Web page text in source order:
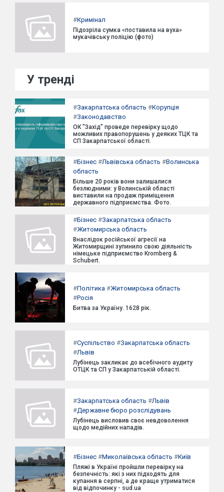
#Кримінал
Підозріла сумка «поставила на вуха»
мукачівську поліцію (фото)
У тренді
#Закарпатська область #Корупція
#Законодавство
ОК "Захід" проведе перевірку щодо
можливих правопорушень у деяких ТЦК та
СП Закарпатської області.
#Бізнес #Львівська область #Волинська
область
Більше 20 років вони залишалися
безлюдними: у Волинській області
виставили на продаж приміщення
державного підприємства. Фото.
#Бізнес #Закарпатська область
#Житомирська область
Внаслідок російської агресії на
Житомирщині зупинило свою діяльність
німецьке підприємство Kromberg &
Schubert.
#Політика #Житомирська область
#Росія
Битва за Україну. 1628 рік.
#Суспільство #Закарпатська область
#Львів
Лубінець закликає до всебічного аудиту
ОТЦК та СП у Закарпатській області.
#Закарпатська область #Львів
#Державне бюро розслідувань
Лубінець висловив своє невдоволення
щодо медійних нападів.
#Бізнес #Миколаївська область #Київ
Пляжі в Україні пройшли перевірку на
безпечність: які з них підходять для
купання в серпні, а де краще утриматися
від відпочинку - sud.ua